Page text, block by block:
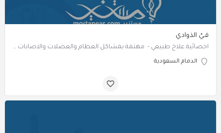
فـيّ الذوادي
‏‏‏‏‏‏اخصائية علاج طبيعي - مهتمة بمشاكل العظام والعضلات والاصابات الرياضية
الدمام السعودية